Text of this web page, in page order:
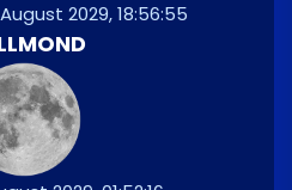
2029, 18:56:55